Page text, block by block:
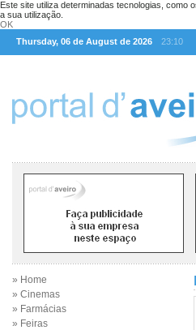
Este site utiliza determinadas tecnologias,
a sua utilização.
OK
Thursday, 06 de August de 2026
23:10
» Home
» Cinemas
» Farmácias
» Feiras